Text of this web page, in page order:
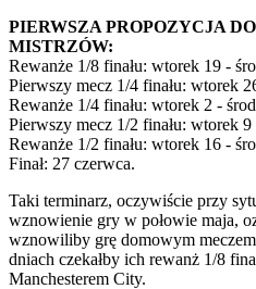
PIERWSZA PROPOZYCJA
MISTRZÓW:
Rewanże 1/8 finału: wtorek 19 -
Pierwszy mecz 1/4 finału: wtorek
Rewanże 1/4 finału: wtorek 2 -
Pierwszy mecz 1/2 finału: wtorek
Rewanże 1/2 finału: wtorek 16 -
Finał: 27 czerwca.
Taki terminarz, oczywiście przy
wznowienie gry w połowie maja,
wznowiliby grę domowym
dniach czekałby ich rewanż 1/8
Manchesterem City.